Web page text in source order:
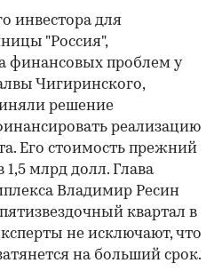
инвестора для
"Россия",
финансовых проблем у
Чигиринского,
решение
реализацию
Его стоимость прежний
1,5 млрд долл. Глава
Владимир Ресин
квартал в
не исключают, что
на больший срок.